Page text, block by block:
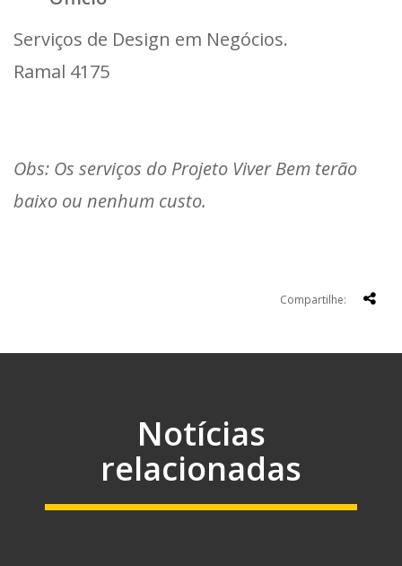
Serviços de Design em Negócios.
Ramal 4175
Obs: Os serviços do Projeto Viver Bem terão
baixo ou nenhum custo.
Compartilhe:
Notícias
relacionadas